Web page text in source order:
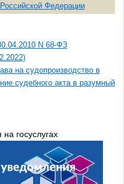
Федерации
N 68-ФЗ
на судопроизводство в
судебного акта в разумный
госуслугах